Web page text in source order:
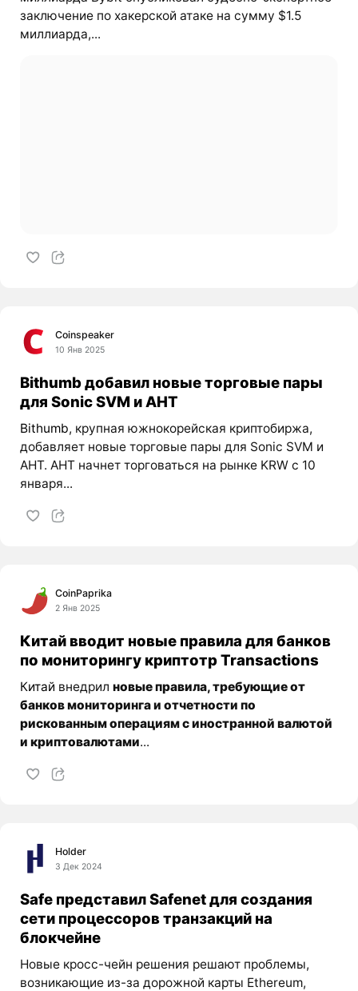
заключение по хакерской атаке на сумму $1.5
миллиарда,...
Coinspeaker
10 Янв 2025
Bithumb добавил новые торговые пары
для Sonic SVM и AHT
Bithumb, крупная южнокорейская криптобиржа,
добавляет новые торговые пары для Sonic SVM и
AHT. AHT начнет торговаться на рынке KRW с 10
января...
CoinPaprika
2 Янв 2025
Китай вводит новые правила для банков
по мониторингу криптотр Transactions
Китай внедрил новые правила, требующие от
банков мониторинга и отчетности по
рискованным операциям с иностранной валютой
и криптовалютами...
Holder
3 Дек 2024
Safe представил Safenet для создания
сети процессоров транзакций на
блокчейне
Новые кросс-чейн решения решают проблемы,
возникающие из-за дорожной карты Ethereum,